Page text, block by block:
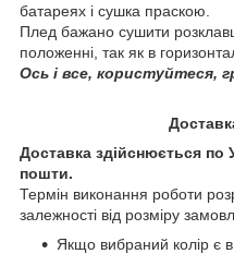
батареях і сушка праскою.
Плед бажано сушити
положенні, так як в
Ось і все, користуйтеся,
Доставка здійснюється по
пошти.
Термін виконання роботи
залежності від розміру
Якщо вибраний колір є